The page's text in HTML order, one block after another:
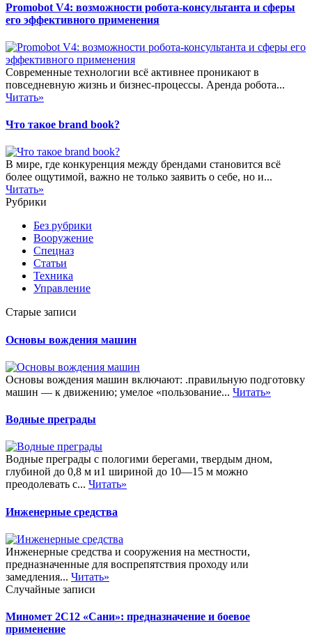
Promobot V4: возможности робота-консультанта и сферы
его эффективного применения
Современные технологии всё активнее проникают в
повседневную жизнь и бизнес-процессы. Аренда робота...
Читать»
Что такое brand book?
В мире, где конкуренция между брендами становится всё
более ощутимой, важно не только заявить о себе, но и...
Читать»
Рубрики
Без рубрики
Вооружение
Спецназ
Статьи
Техника
Управление
Старые записи
Основы вождения машин
Основы вождения машин включают: .правильную подготовку
машин — к движению; умелое «пользование... Читать»
Водные преграды
Водные преграды с пологими берегами, твердым дном,
глубиной до 0,8 м и1 шириной до 10—15 м можно
преодолевать с... Читать»
Инженерные средства
Инженерные средства и сооружения на местности,
предназначенные для воспрепятствия проходу или
замедления... Читать»
Случайные записи
Миномет 2С12 «Сани»: предназначение и боевое
применение